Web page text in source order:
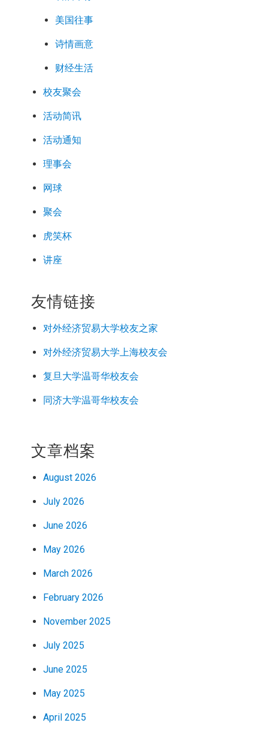
美国往事
诗情画意
财经生活
校友聚会
活动简讯
活动通知
理事会
网球
聚会
虎笑杯
讲座
友情链接
对外经济贸易大学校友之家
对外经济贸易大学上海校友会
复旦大学温哥华校友会
同济大学温哥华校友会
文章档案
August 2026
July 2026
June 2026
May 2026
March 2026
February 2026
November 2025
July 2025
June 2025
May 2025
April 2025